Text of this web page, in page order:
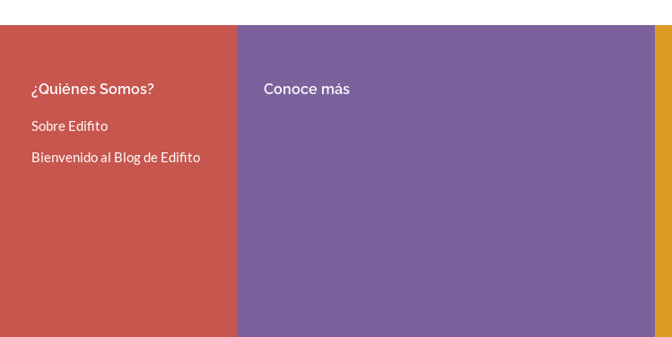
¿Quiénes Somos?
Sobre Edifito
Bienvenido al Blog de Edifito
Conoce más